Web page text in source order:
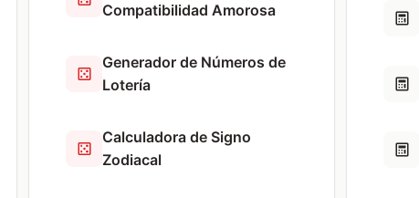
Compatibilidad Amorosa
Generador de Números de
Lotería
Calculadora de Signo
Zodiacal